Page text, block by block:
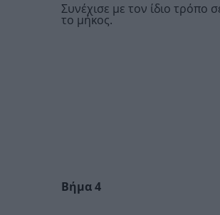
Συνέχισε με τον ίδιο τρόπο
το μήκος.
Βήμα 4